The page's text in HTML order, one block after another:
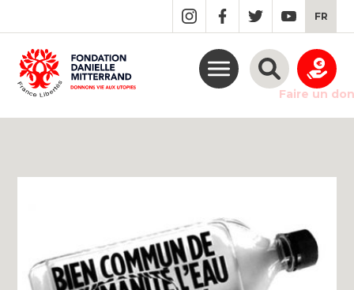
MAIN
CONTENT
FR
Faire un don